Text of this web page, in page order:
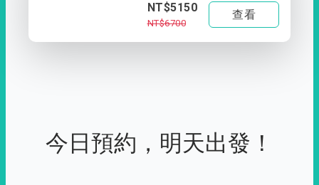
NT$5150
NT$6700
查看
今日預約，明天出發！